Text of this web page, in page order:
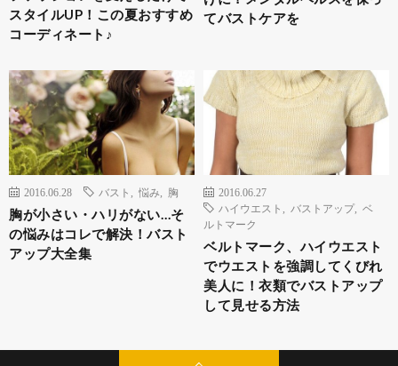
スタイルUP！この夏おすすめ
コーディネート♪
てバストケアを
2016.06.28 バスト 悩み 胸
胸が小さい・ハリがない…そ
の悩みはコレで解決！バスト
アップ大全集
2016.06.27
ハイウエスト
バストアップ
ベ
ルトマーク
ベルトマーク、ハイウエスト
でウエストを強調してくびれ
美人に！衣類でバストアップ
して見せる方法